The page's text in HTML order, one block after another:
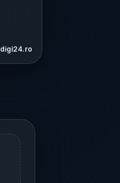
digi24.ro